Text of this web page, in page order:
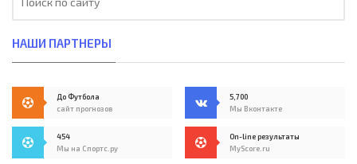
НАШИ ПАРТНЕРЫ
До Футбола
сайт прогнозов
5,700
Мы Вконтакте
454
Мы на Спортс.ру
On-line результаты
MyScore.ru